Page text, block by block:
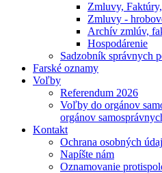
Zmluvy,
Zmluvy -
Archív zmlúv,
Hospodárenie
Sadzobník správnych
Farské oznamy
Voľby
Referendum 2026
Voľby do orgánov
orgánov
Kontakt
Ochrana osobných
Napíšte nám
Oznamovanie